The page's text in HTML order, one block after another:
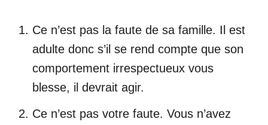
Ce n’est pas la faute de sa famille. Il est
adulte donc s’il se rend compte que son
comportement irrespectueux vous
blesse, il devrait agir.
Ce n’est pas votre faute. Vous n’avez